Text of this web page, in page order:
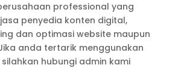
professional yang
penyedia konten digital,
dan optimasi website maupun
anda tertarik menggunakan
hubungi admin kami